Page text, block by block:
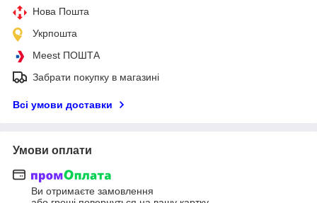
Нова Пошта
Укрпошта
Meest ПОШТА
Забрати покупку в магазині
Всі умови доставки
Умови оплати
Ви отримаєте замовлення